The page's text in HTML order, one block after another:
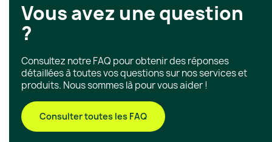
Vous avez une question
?
Consultez notre FAQ pour obtenir des réponses
détaillées à toutes vos questions sur nos services et
produits. Nous sommes là pour vous aider !
Consulter toutes les FAQ